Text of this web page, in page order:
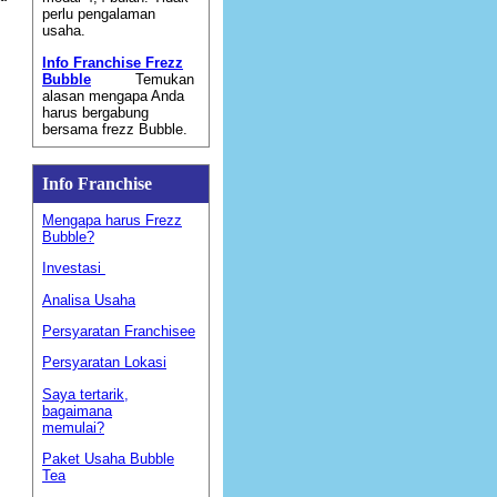
perlu pengalaman
usaha.
Info Franchise Frezz
Bubble Temukan
alasan mengapa Anda
harus bergabung
bersama frezz Bubble.
Info Franchise
Mengapa harus Frezz
Bubble?
Investasi
Analisa Usaha
Persyaratan Franchisee
Persyaratan Lokasi
Saya tertarik,
bagaimana
memulai?
Paket Usaha Bubble
Tea